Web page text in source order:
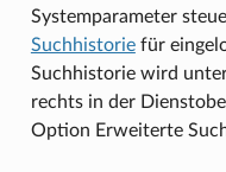
Systemparameter
Suchhistoriefür
Suchhistorie wird
rechts in der
Option Erweiterte